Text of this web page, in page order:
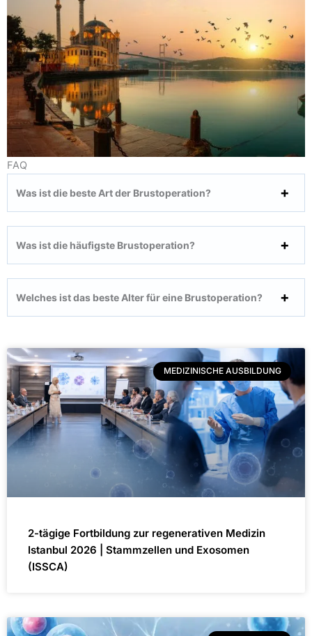
FAQ
Was ist die beste Art der Brustoperation?
Was ist die häufigste Brustoperation?
Welches ist das beste Alter für eine Brustoperation?
MEDIZINISCHE AUSBILDUNG
2-tägige Fortbildung zur regenerativen Medizin
Istanbul 2026 | Stammzellen und Exosomen
(ISSCA)